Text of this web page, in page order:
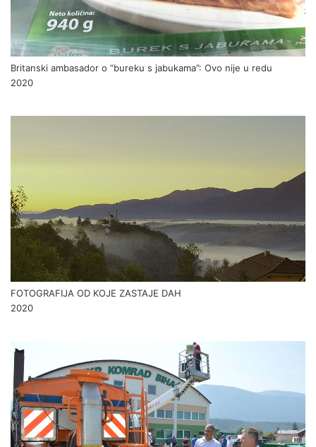
Britanski ambasador o “bureku s jabukama”: Ovo nije u redu
2020
FOTOGRAFIJA OD KOJE ZASTAJE DAH
2020